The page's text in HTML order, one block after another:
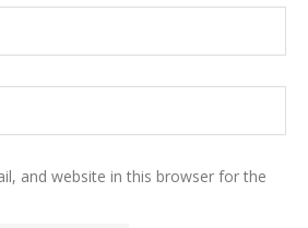
and website in this browser for the